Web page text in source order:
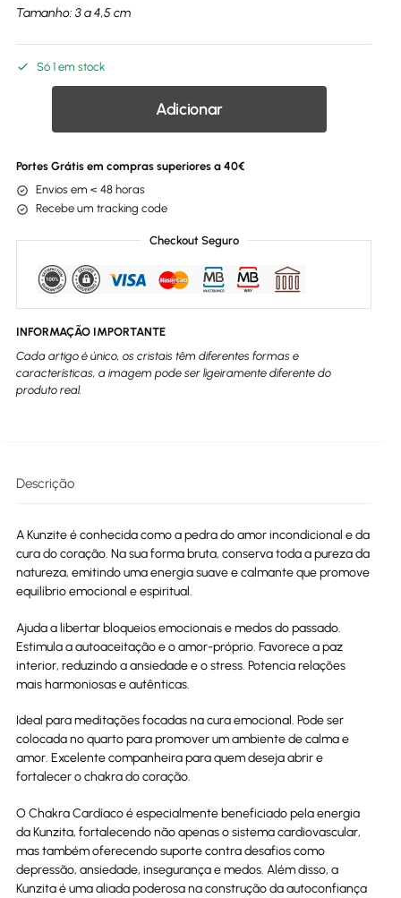
Tamanho: 3 a 4,5 cm
Só 1 em stock
Adicionar
Portes Grátis em compras superiores a 40€
Envios em < 48 horas
Recebe um tracking code
Checkout Seguro
INFORMAÇÃO IMPORTANTE
Cada artigo é único, os cristais têm diferentes formas e
características, a imagem pode ser ligeiramente diferente do
produto real.
Descrição
A Kunzite é conhecida como a pedra do amor incondicional e da
cura do coração. Na sua forma bruta, conserva toda a pureza da
natureza, emitindo uma energia suave e calmante que promove
equilíbrio emocional e espiritual.
Ajuda a libertar bloqueios emocionais e medos do passado.
Estimula a autoaceitação e o amor-próprio. Favorece a paz
interior, reduzindo a ansiedade e o stress. Potencia relações
mais harmoniosas e autênticas.
Ideal para meditações focadas na cura emocional. Pode ser
colocada no quarto para promover um ambiente de calma e
amor. Excelente companheira para quem deseja abrir e
fortalecer o chakra do coração.
O Chakra Cardíaco é especialmente beneficiado pela energia
da Kunzita, fortalecendo não apenas o sistema cardiovascular,
mas também oferecendo suporte contra desafios como
depressão, ansiedade, insegurança e medos. Além disso, a
Kunzita é uma aliada poderosa na construção da autoconfiança